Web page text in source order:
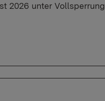
2026 unter Vollsperrung